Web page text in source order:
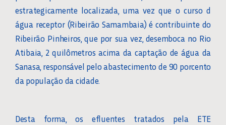
estrategicamente localizada, uma vez que o curso d
água receptor (Ribeirão Samambaia) é contribuinte do
Ribeirão Pinheiros, que por sua vez, desemboca no Rio
Atibaia, 2 quilômetros acima da captação de água da
Sanasa, responsável pelo abastecimento de 90 porcento
da população da cidade.
Desta forma, os efluentes tratados pela ETE